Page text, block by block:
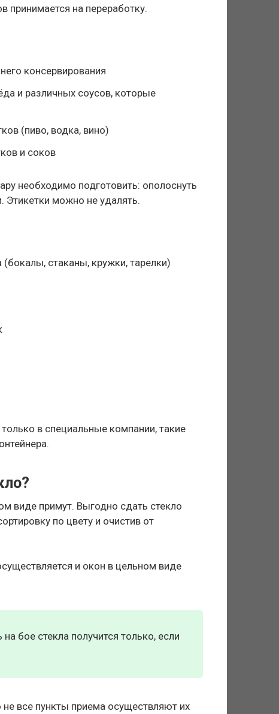
принимается на переработку.
консервирования
и различных соусов, которые
(пиво, водка, вино)
и соков
необходимо подготовить: ополоснуть
Этикетки можно не удалять.
стаканы, кружки, тарелки)
в специальные компании, такие
виде примут. Выгодно сдать стекло
по цвету и очистив от
и окон в цельном виде
бое стекла получится только, если
все пункты приема осуществляют их